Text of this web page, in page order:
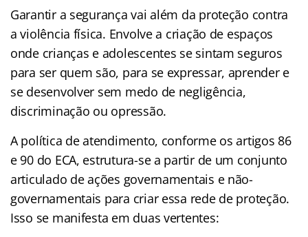
Garantir a segurança vai além da proteção contra
a violência física. Envolve a criação de espaços
onde crianças e adolescentes se sintam seguros
para ser quem são, para se expressar, aprender e
se desenvolver sem medo de negligência,
discriminação ou opressão.
A política de atendimento, conforme os artigos 86
e 90 do ECA, estrutura-se a partir de um conjunto
articulado de ações governamentais e não-
governamentais para criar essa rede de proteção.
Isso se manifesta em duas vertentes: